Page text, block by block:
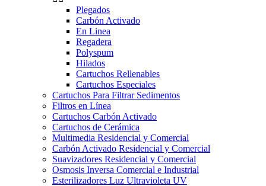
Plegados
Carbón Activado
En Linea
Regadera
Polyspum
Hilados
Cartuchos Rellenables
Cartuchos Especiales
Cartuchos Para Filtrar Sedimentos
Filtros en Línea
Cartuchos Carbón Activado
Cartuchos de Cerámica
Multimedia Residencial y Comercial
Carbón Activado Residencial y Comercial
Suavizadores Residencial y Comercial
Osmosis Inversa Comercial e Industrial
Esterilizadores Luz Ultravioleta UV